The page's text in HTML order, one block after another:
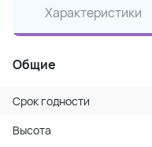
Характеристики
Общие
Срок годности
Высота